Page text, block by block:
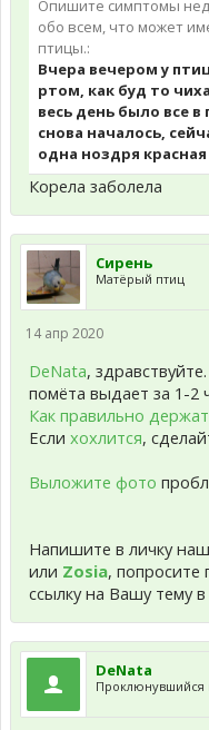
Опишите симптомы
обо всем, что может
птицы.:
Вчера вечером у
ртом, как буд то
весь день было все в
снова началось,
одна ноздря красная
Корела заболела
Сирень
Матёрый птиц
14 апр 2020
DeNata,
помёта выдает за 1-2
Как правильно
Если хохлится,
Выложите фото
Напишите в личку
или Zosia, попросите
ссылку на Вашу тему в
DeNata
Проклюнувшийся